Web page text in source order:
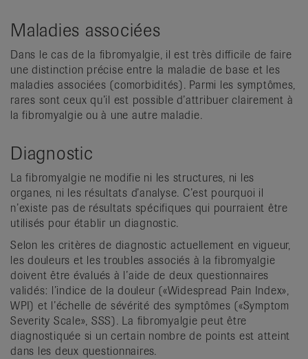
Maladies associées
Dans le cas de la fibromyalgie, il est très difficile de faire
une distinction précise entre la maladie de base et les
maladies associées (comorbidités). Parmi les symptômes,
rares sont ceux qu’il est possible d’attribuer clairement à
la fibromyalgie ou à une autre maladie.
Diagnostic
La fibromyalgie ne modifie ni les structures, ni les
organes, ni les résultats d’analyse. C’est pourquoi il
n’existe pas de résultats spécifiques qui pourraient être
utilisés pour établir un diagnostic.
Selon les critères de diagnostic actuellement en vigueur,
les douleurs et les troubles associés à la fibromyalgie
doivent être évalués à l’aide de deux questionnaires
validés: l’indice de la douleur («Widespread Pain Index»,
WPI) et l’échelle de sévérité des symptômes («Symptom
Severity Scale», SSS). La fibromyalgie peut être
diagnostiquée si un certain nombre de points est atteint
dans les deux questionnaires.